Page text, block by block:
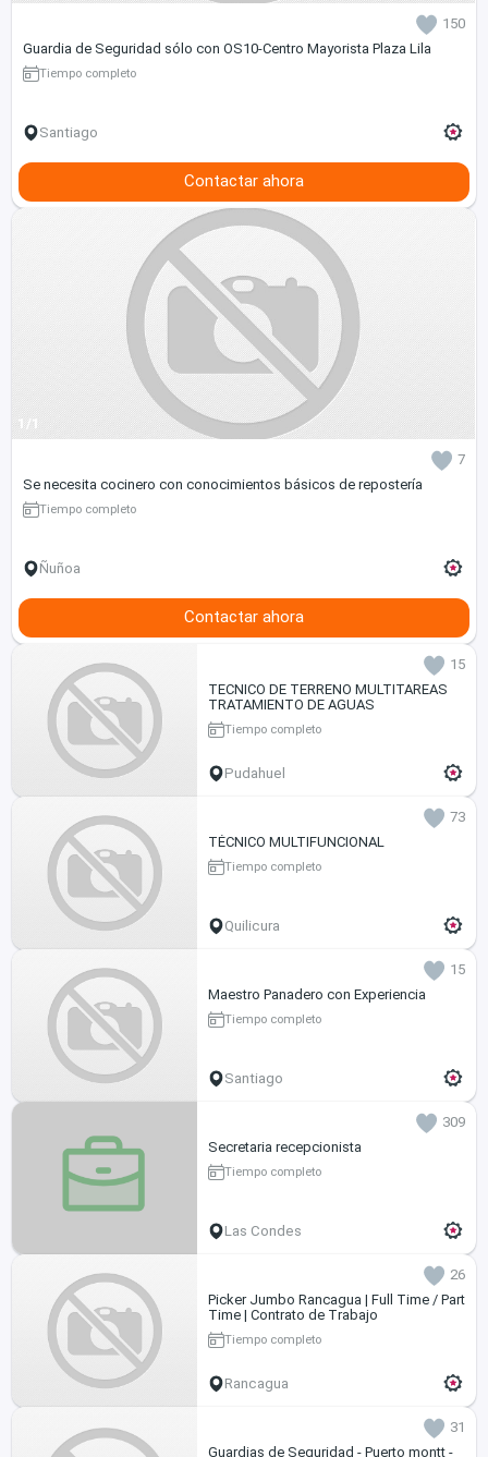
150
Guardia de Seguridad sólo con OS10-Centro Mayorista Plaza Lila
Tiempo completo
Santiago
Contactar ahora
1/1
7
Se necesita cocinero con conocimientos básicos de repostería
Tiempo completo
Ñuñoa
Contactar ahora
15
TECNICO DE TERRENO MULTITAREAS
TRATAMIENTO DE AGUAS
Tiempo completo
Pudahuel
73
TÉCNICO MULTIFUNCIONAL
Tiempo completo
Quilicura
15
Maestro Panadero con Experiencia
Tiempo completo
Santiago
309
Secretaria recepcionista
Tiempo completo
Las Condes
26
Picker Jumbo Rancagua | Full Time / Part
Time | Contrato de Trabajo
Tiempo completo
Rancagua
31
Guardias de Seguridad - Puerto montt -